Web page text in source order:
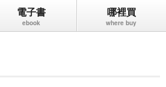
電子書 哪裡買